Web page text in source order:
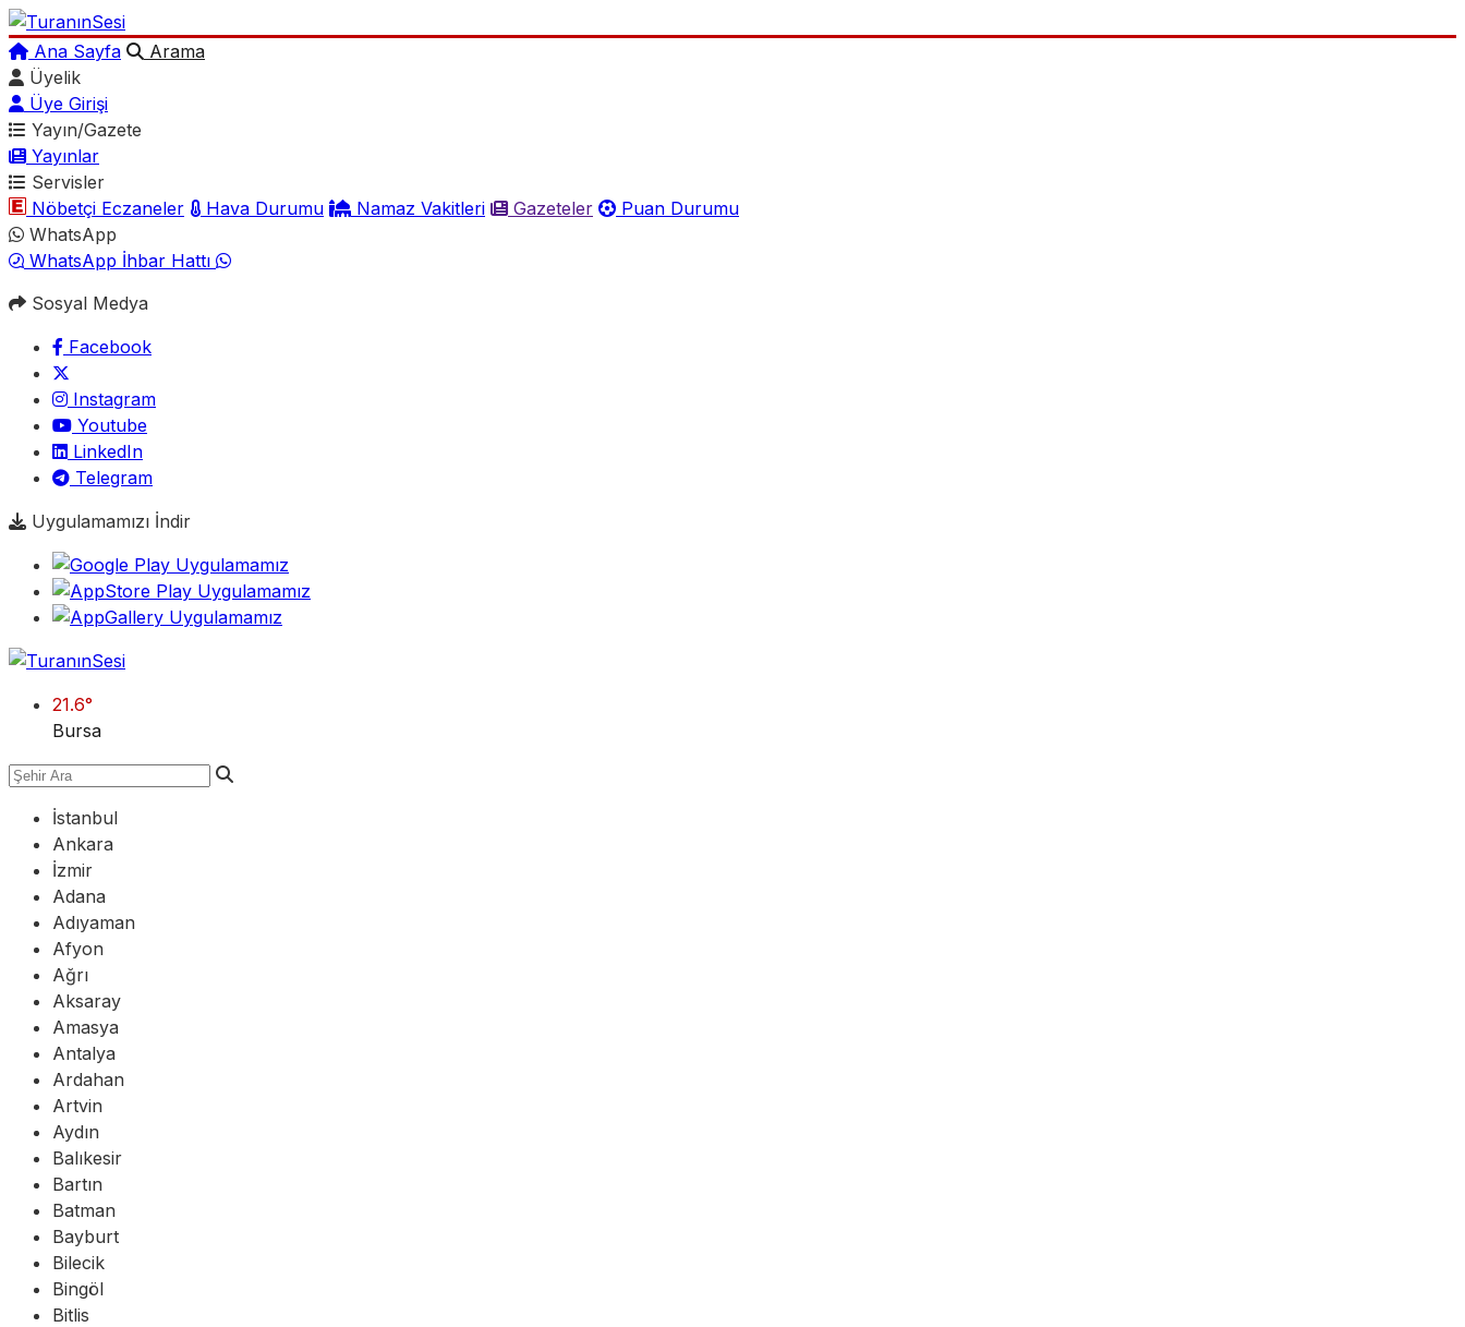
Ana Sayfa
Arama
Üyelik
Üye Girişi
Yayın/Gazete
Yayınlar
Servisler
Nöbetçi Eczaneler
Hava Durumu Namaz Vakitleri Gazeteler
Puan Durumu
WhatsApp
WhatsApp İhbar Hattı
Sosyal Medya
Facebook
Instagram
Youtube
LinkedIn
Telegram
Uygulamamızı İndir
21.6°
Bursa
İstanbul
Ankara
İzmir
Adana
Adıyaman
Afyon
Ağrı
Aksaray
Amasya
Antalya
Ardahan
Artvin
Aydın
Balıkesir
Bartın
Batman
Bayburt
Bilecik
Bingöl
Bitlis